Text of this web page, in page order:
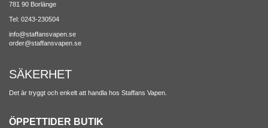
781 90 Borlänge
Tel: 0243-230504
info@staffansvapen.se
order@staffansvapen.se
SÄKERHET
Det är tryggt och enkelt att handla hos Staffans Vapen.
ÖPPETTIDER BUTIK